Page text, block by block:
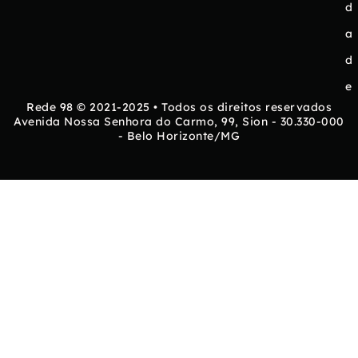
d
a
d
e
Rede 98 © 2021-2025 • Todos os direitos reservados
Avenida Nossa Senhora do Carmo, 99, Sion - 30.330-000
- Belo Horizonte/MG